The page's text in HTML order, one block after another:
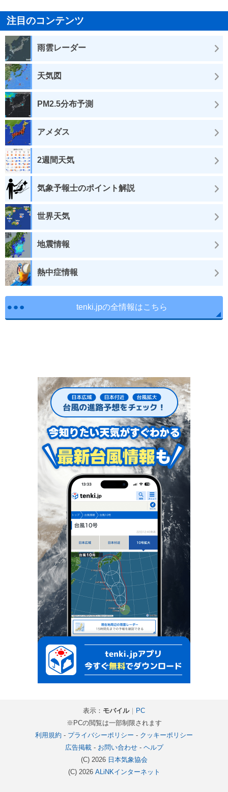
注目のコンテンツ
雨雲レーダー
天気図
PM2.5分布予測
アメダス
2週間天気
気象予報士のポイント解説
世界天気
地震情報
熱中症情報
tenki.jpの全情報はこちら
表示： モバイル｜ PC
※PCの閲覧は一部制限されます
利用規約 - プライバシーポリシー - クッキーポリシー
広告掲載- お問い合わせ- ヘルプ
(C) 2026 日本気象協会
(C) 2026 ALiNKインターネット